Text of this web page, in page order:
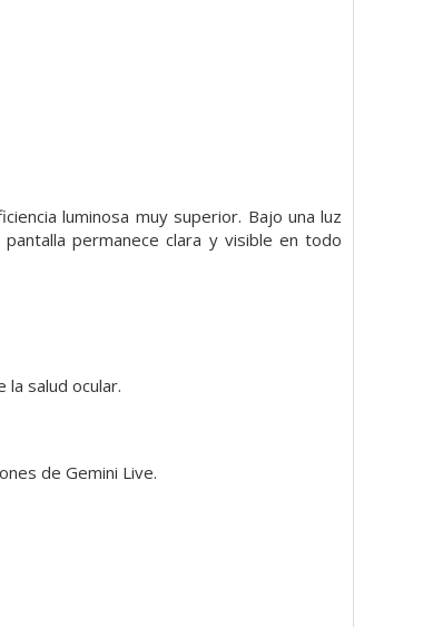
luminosa muy superior. Bajo una luz
permanece clara y visible en todo
la salud ocular.
de Gemini Live.